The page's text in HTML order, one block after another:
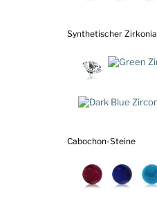
Synthetischer Zirkonia
Cabochon-Steine